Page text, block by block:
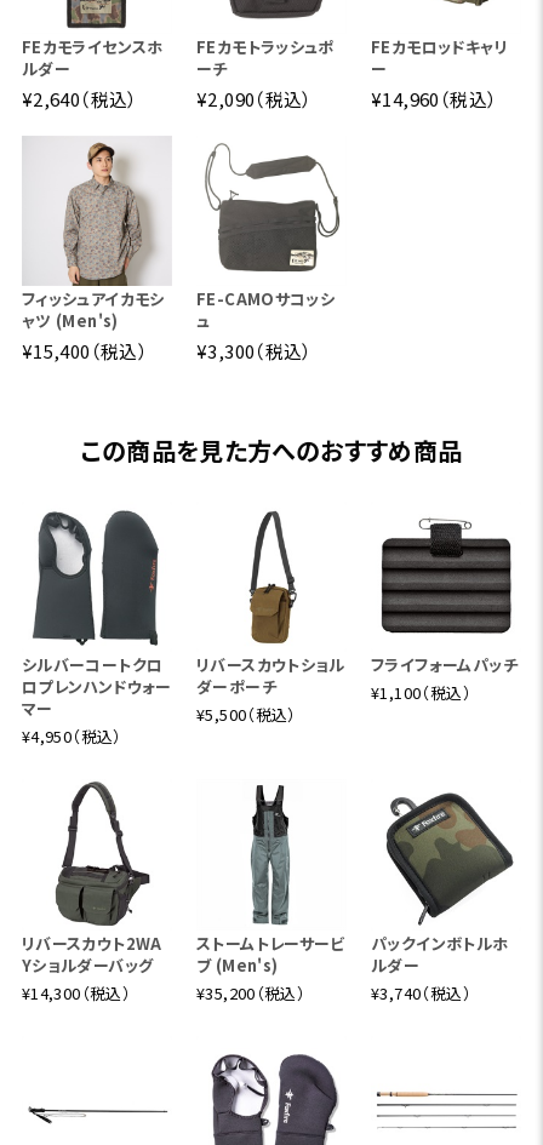
FEカモライセンスホ
ルダー
¥2,640（税込）
FEカモトラッシュポ
ーチ
¥2,090（税込）
FEカモロッドキャリ
ー
¥14,960（税込）
フィッシュアイカモシ
ャツ (Men's)
¥15,400（税込）
FE-CAMOサコッシ
ュ
¥3,300（税込）
この商品を見た方へのおすすめ商品
シルバーコートクロ
ロプレンハンドウォー
マー
¥4,950（税込）
リバースカウトショル
ダーポーチ
¥5,500（税込）
フライフォームパッチ
¥1,100（税込）
リバースカウト2WA
Yショルダーバッグ
¥14,300（税込）
ストームトレーサービ
ブ (Men's)
¥35,200（税込）
パックインボトルホ
ルダー
¥3,740（税込）